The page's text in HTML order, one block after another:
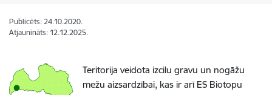
Publicēts: 24.10.2020.
Atjaunināts: 12.12.2025.
Teritorija veidota izcilu gravu un nogāžu
mežu aizsardzībai, kas ir arī ES Biotopu